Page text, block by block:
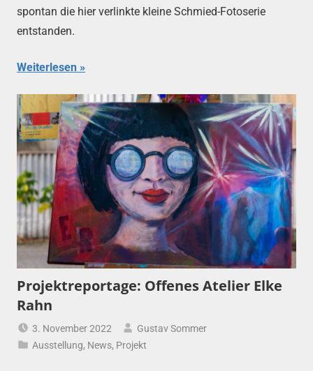
spontan die hier verlinkte kleine Schmied-Fotoserie
entstanden.
Weiterlesen
Projektreportage: Offenes Atelier Elke
Rahn
3. November 2022
Gustav Sommer
Ausstellung, News, Projekt